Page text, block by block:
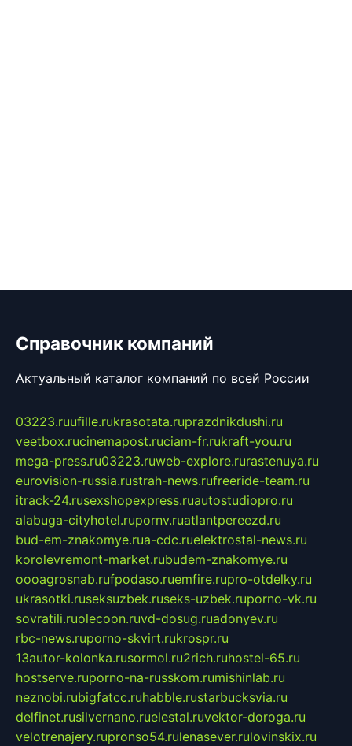
Справочник компаний
Актуальный каталог компаний по всей России
03223.ruufille.rukrasotata.ruprazdnikdushi.ru
veetbox.rucinemapost.ruciam-fr.rukraft-you.ru
mega-press.ru03223.ruweb-explore.rurastenuya.ru
eurovision-russia.rustrah-news.rufreeride-team.ru
itrack-24.rusexshopexpress.ruautostudiopro.ru
alabuga-cityhotel.rupornv.ruatlantpereezd.ru
bud-em-znakomye.rua-cdc.ruelektrostal-news.ru
korolevremont-market.rubudem-znakomye.ru
oooagrosnab.rufpodaso.ruemfire.rupro-otdelky.ru
ukrasotki.ruseksuzbek.ruseks-uzbek.ruporno-vk.ru
sovratili.ruolecoon.ruvd-dosug.ruadonyev.ru
rbc-news.ruporno-skvirt.rukrospr.ru
13autor-kolonka.rusormol.ru2rich.ruhostel-65.ru
hostserve.ruporno-na-russkom.rumishinlab.ru
neznobi.rubigfatcc.ruhabble.rustarbucksvia.ru
delfinet.rusilvernano.ruelestal.ruvektor-doroga.ru
velotrenajery.rupronso54.rulenasever.rulovinskix.ru